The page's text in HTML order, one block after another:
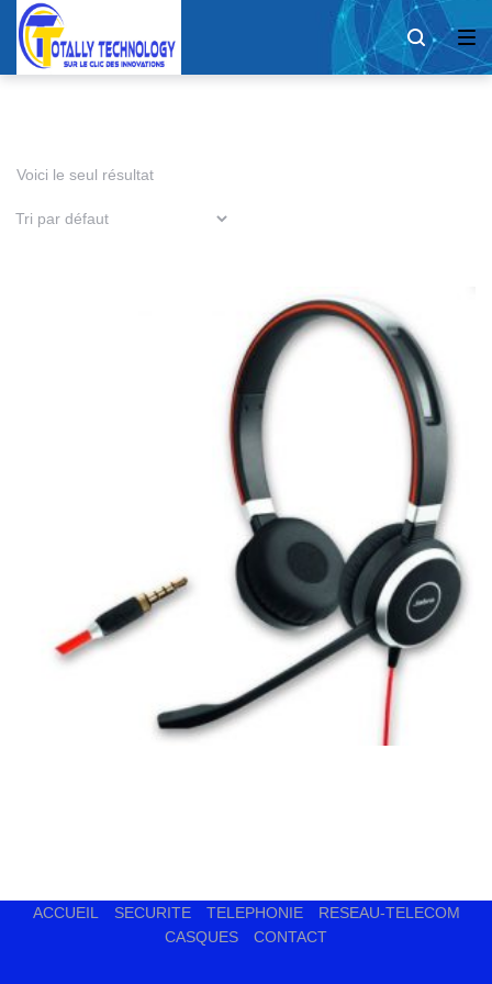
Voici le seul résultat
ACCUEIL SECURITE TELEPHONIE
RESEAU-TELECOM
CASQUES
CONTACT